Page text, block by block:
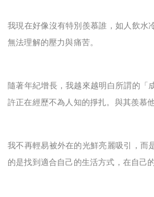
我現在好像沒有特別羨慕誰，如人飲水
無法理解的壓力與痛苦。
隨著年紀增長，我越來越明白所謂的「
許正在經歷不為人知的掙扎。與其羨慕
我不再輕易被外在的光鮮亮麗吸引，而
的是找到適合自己的生活方式，在自己